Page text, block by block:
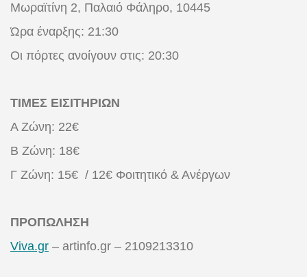
Μωραϊτίνη 2, Παλαιό Φάληρο, 10445
Ώρα έναρξης: 21:30
Οι πόρτες ανοίγουν στις: 20:30
ΤΙΜΕΣ ΕΙΣΙΤΗΡΙΩΝ
Α Ζώνη: 22€
Β Ζώνη: 18€
Γ Ζώνη: 15€ / 12€ Φοιτητικό & Ανέργων
ΠΡΟΠΩΛΗΣΗ
Viva.gr– artinfo.gr – 2109213310